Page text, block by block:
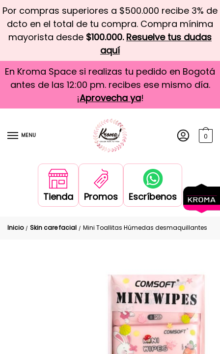
Por compras superiores a $500.000 recibe 3% de
dcto en el total de tu compra. Compra mínima
mayorista desde $100.000. Resuelve tus dudas
aquí
En Kroma Space si realizas tu pedido en Bogotá
antes de las 12:00 pm. recibes ese mismo día.
¡Aprovecha ya!
MENU 0
Tienda Promos Escríbenos
Inicio / Skin care facial / Mini Toallitas Húmedas desmaquillantes